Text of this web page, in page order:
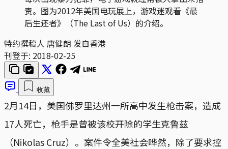
责。图为2012年美国电玩展上，游戏迷观看《最
后生还者》（The Last of Us）的介绍。
特约撰稿人 唐健朗 发自香港
刊登于: 2018-02-25
收藏
2月14日，美国佛罗里达州一所高中发生枪击案，造成
17人死亡，枪手是曾被该校开除的学生克鲁兹
（Nikolas Cruz）。案件令全美社会哗然，除了要求控